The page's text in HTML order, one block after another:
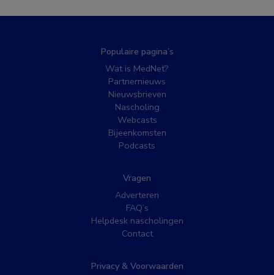
Populaire pagina’s
Wat is MedNet?
Partnernieuws
Nieuwsbrieven
Nascholing
Webcasts
Bijeenkomsten
Podcasts
Vragen
Adverteren
FAQ’s
Helpdesk nascholingen
Contact
Privacy & Voorwaarden